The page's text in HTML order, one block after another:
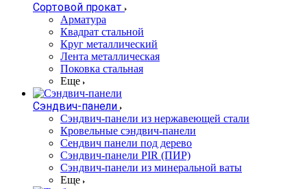
Сортовой прокат
Арматура
Квадрат стальной
Круг металлический
Лента металлическая
Поковка стальная
Еще
Сэндвич-панели
Cэндвич-панели из нержавеющей стали
Кровельные сэндвич-панели
Сендвич панели под дерево
Сэндвич-панели PIR (ПИР)
Сэндвич-панели из минеральной ваты
Еще